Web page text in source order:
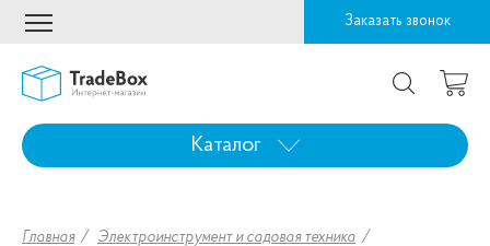
Заказать звонок
Каталог
Главная Электроинструмент и садовая техника